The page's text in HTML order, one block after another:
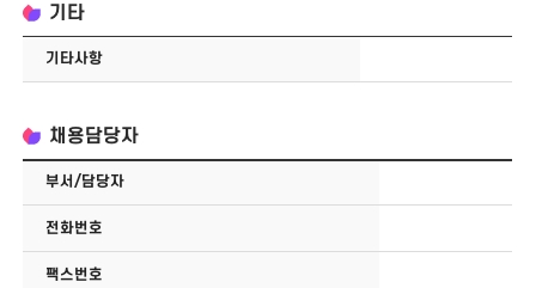
기타
기타사항
채용담당자
부서/담당자
전화번호
팩스번호